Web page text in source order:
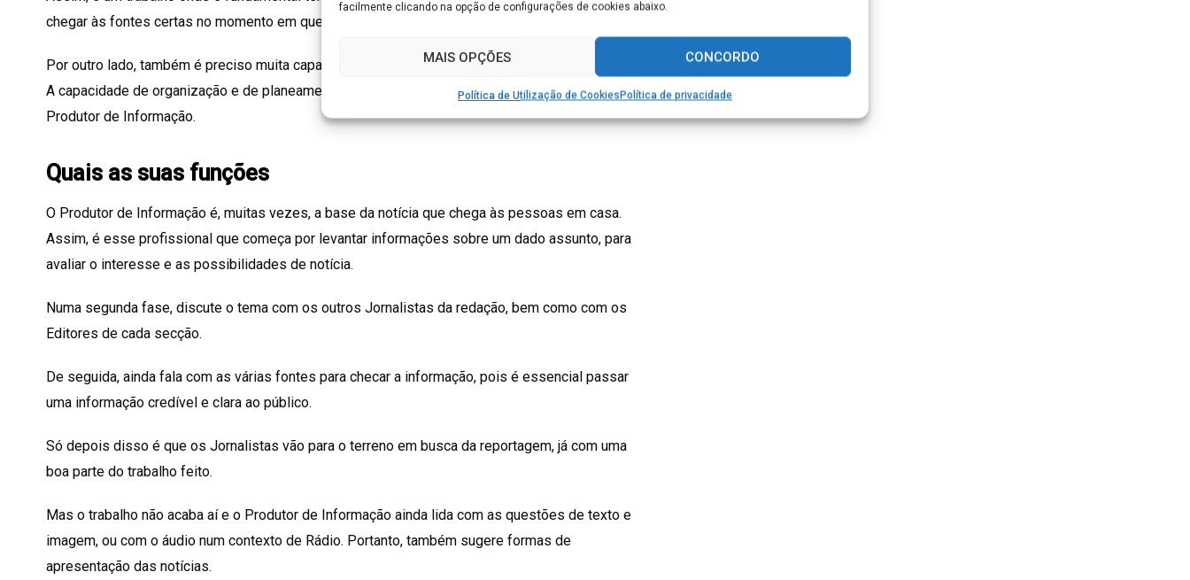
facilmente clicando na opção de configurações de cookies abaixo.
CONCORDO
MAIS OPÇÕES
Política de Utilização de CookiesPolítica de privacidade
chegar às fontes certas no momento em que são precisas.
Por outro lado, também é preciso muita capacidade de improviso para “tapar” eventuais buracos.
A capacidade de organização e de planeamento são outras características essenciais para um
Produtor de Informação.
Quais as suas funções
O Produtor de Informação é, muitas vezes, a base da notícia que chega às pessoas em casa.
Assim, é esse profissional que começa por levantar informações sobre um dado assunto, para
avaliar o interesse e as possibilidades de notícia.
Numa segunda fase, discute o tema com os outros Jornalistas da redação, bem como com os
Editores de cada secção.
De seguida, ainda fala com as várias fontes para checar a informação, pois é essencial passar
uma informação credível e clara ao público.
Só depois disso é que os Jornalistas vão para o terreno em busca da reportagem, já com uma
boa parte do trabalho feito.
Mas o trabalho não acaba aí e o Produtor de Informação ainda lida com as questões de texto e
imagem, ou com o áudio num contexto de Rádio. Portanto, também sugere formas de
apresentação das notícias.